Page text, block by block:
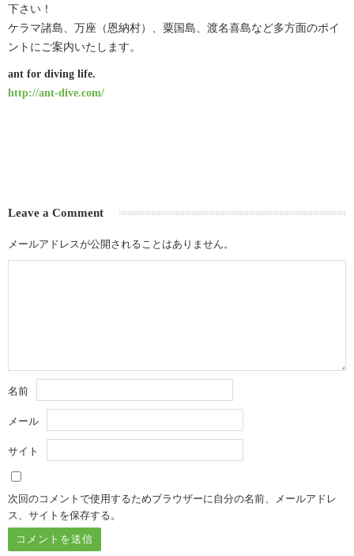
下さい！
ケラマ諸島、万座（恩納村）、粟国島、渡名喜島など多方面のポイ
ントにご案内いたします。
ant for diving life.
http://ant-dive.com/
Leave a Comment
メールアドレスが公開されることはありません。
名前
メール
サイト
次回のコメントで使用するためブラウザーに自分の名前、メールアドレ
ス、サイトを保存する。